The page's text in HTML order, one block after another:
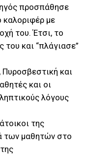
προσπάθησε
καλοριφέρ με
του. Έτσι, το
και “πλάγιασε”
και
και οι
λόγους
της
των μαθητών στο